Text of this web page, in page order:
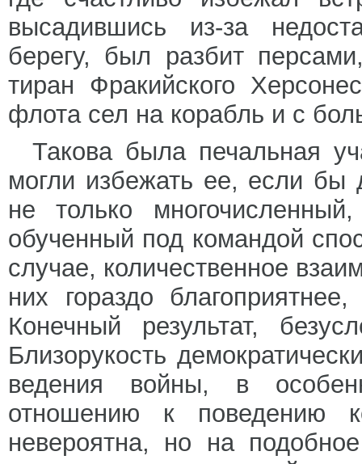
высадившись из-за
берегу, был разбит
тиран Фракийского
флота сел на корабль и с
Такова была печальная
могли избежать ее, если бы
не только
обученный под командой
случае, количественное
них гораздо
Конечный результат,
Близорукость
ведения войны, в
отношению к поведению
невероятна, но на